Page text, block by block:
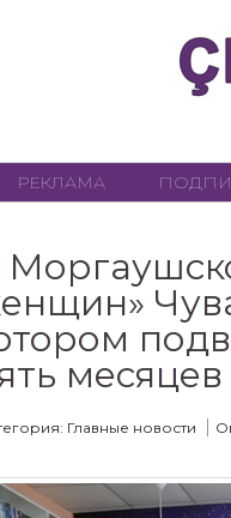
РЕКЛАМА
месяцев
Главные новости